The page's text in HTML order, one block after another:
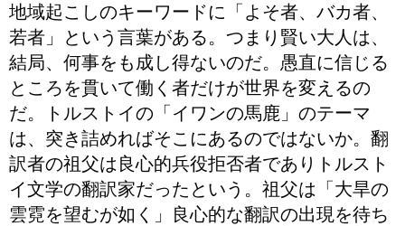
地域起こしのキーワードに「よそ者、バカ者、
若者」という言葉がある。つまり賢い大人は、
結局、何事をも成し得ないのだ。愚直に信じる
ところを貫いて働く者だけが世界を変えるの
だ。トルストイの「イワンの馬鹿」のテーマ
は、突き詰めればそこにあるのではないか。翻
訳者の祖父は良心的兵役拒否者でありトルスト
イ文学の翻訳家だったという。祖父は「大旱の
雲霓を望むが如く」良心的な翻訳の出現を待ち